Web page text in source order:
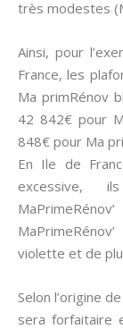
très modestes
Ainsi, pour
France, les
Ma primRénov
42 842€ pour
848€ pour Ma
En Ile de
violette et de
Selon l’origine
sera forfaitaire